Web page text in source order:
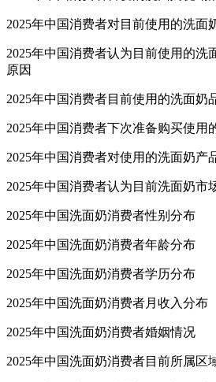
2025年中国消费者对目前使用的洗面
2025年中国消费者认为目前使用的洗
原因
2025年中国消费者目前使用的洗面奶
2025年中国消费者下次准备购买使用
2025年中国消费者对使用的洗面奶产
2025年中国消费者认为目前洗面奶市
2025年中国洗面奶消费者性别分布
2025年中国洗面奶消费者年龄分布
2025年中国洗面奶消费者学历分布
2025年中国洗面奶消费者月收入分布
2025年中国洗面奶消费者婚姻情况
2025年中国洗面奶消费者目前所属区